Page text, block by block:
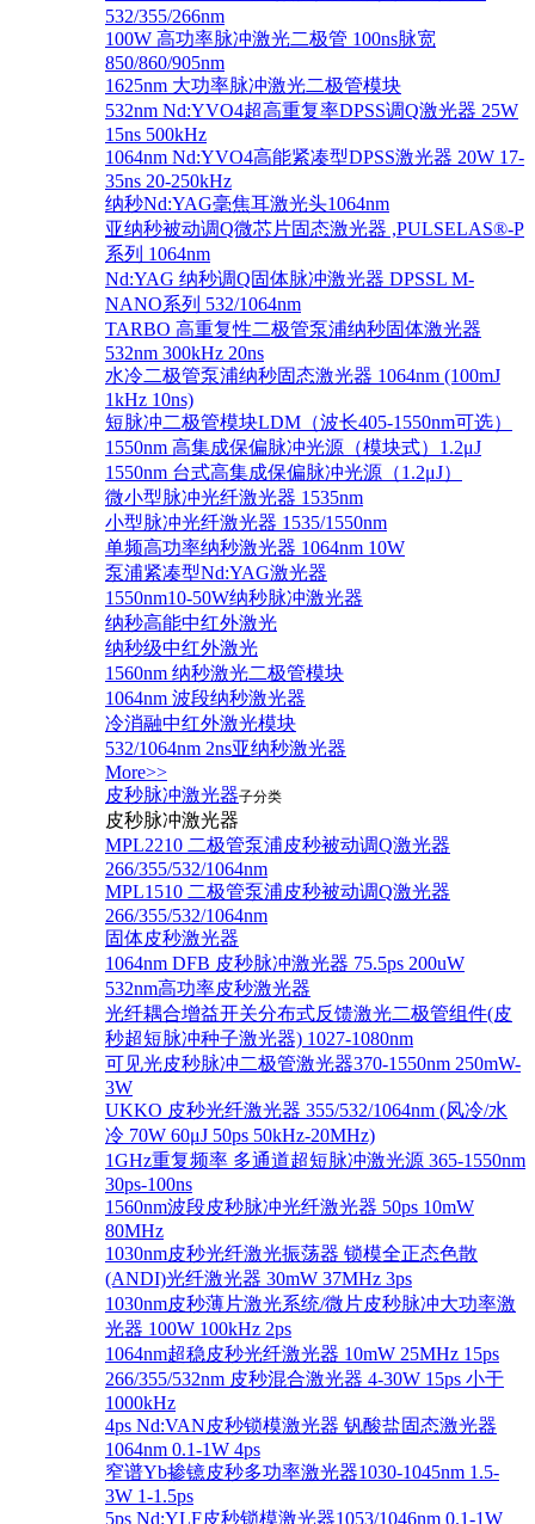
532/355/266nm
100W 高功率脉冲激光二极管 100ns脉宽
850/860/905nm
1625nm 大功率脉冲激光二极管模块
532nm Nd:YVO4超高重复率DPSS调Q激光器 25W
15ns 500kHz
1064nm Nd:YVO4高能紧凑型DPSS激光器 20W 17-
35ns 20-250kHz
纳秒Nd:YAG毫焦耳激光头1064nm
亚纳秒被动调Q微芯片固态激光器 ,PULSELAS®-P
系列 1064nm
Nd:YAG 纳秒调Q固体脉冲激光器 DPSSL M-
NANO系列 532/1064nm
TARBO 高重复性二极管泵浦纳秒固体激光器
532nm 300kHz 20ns
水冷二极管泵浦纳秒固态激光器 1064nm (100mJ
1kHz 10ns)
短脉冲二极管模块LDM（波长405-1550nm可选）
1550nm 高集成保偏脉冲光源（模块式）1.2μJ
1550nm 台式高集成保偏脉冲光源（1.2μJ）
微小型脉冲光纤激光器 1535nm
小型脉冲光纤激光器 1535/1550nm
单频高功率纳秒激光器 1064nm 10W
泵浦紧凑型Nd:YAG激光器
1550nm10-50W纳秒脉冲激光器
纳秒高能中红外激光
纳秒级中红外激光
1560nm 纳秒激光二极管模块
1064nm 波段纳秒激光器
冷消融中红外激光模块
532/1064nm 2ns亚纳秒激光器
More>>
皮秒脉冲激光器子分类
皮秒脉冲激光器
​MPL2210 二极管泵浦皮秒被动调Q激光器
266/355/532/1064nm
MPL1510 二极管泵浦皮秒被动调Q激光器
266/355/532/1064nm
固体皮秒激光器
1064nm DFB 皮秒脉冲激光器 75.5ps 200uW
532nm高功率皮秒激光器
光纤耦合增益开关分布式反馈激光二极管组件(皮
秒超短脉冲种子激光器) 1027-1080nm
可见光皮秒脉冲二极管激光器370-1550nm 250mW-
3W
UKKO 皮秒光纤激光器 355/532/1064nm (风冷/水
冷 70W 60μJ 50ps 50kHz-20MHz)
1GHz重复频率 多通道超短脉冲激光源 365-1550nm
30ps-100ns
1560nm波段皮秒脉冲光纤激光器 50ps 10mW
80MHz
1030nm皮秒光纤激光振荡器 锁模全正态色散
(ANDI)光纤激光器 30mW 37MHz 3ps
1030nm皮秒薄片激光系统/微片皮秒脉冲大功率激
光器 100W 100kHz 2ps
1064nm超稳皮秒光纤激光器 10mW 25MHz 15ps
266/355/532nm 皮秒混合激光器 4-30W 15ps 小于
1000kHz
4ps Nd:VAN皮秒锁模激光器 钒酸盐固态激光器
1064nm 0.1-1W 4ps
窄谱Yb掺镱皮秒多功率激光器1030-1045nm 1.5-
3W 1-1.5ps
5ps Nd:YLF皮秒锁模激光器1053/1046nm 0.1-1W